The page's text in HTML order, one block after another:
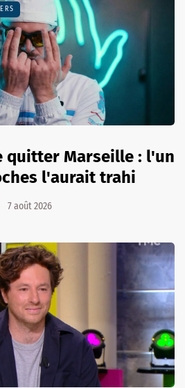
quitter Marseille : l'un
l'aurait trahi
7 août 2026